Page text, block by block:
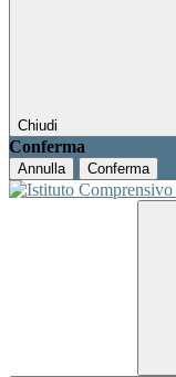
Chiudi
Conferma
Annulla Conferma